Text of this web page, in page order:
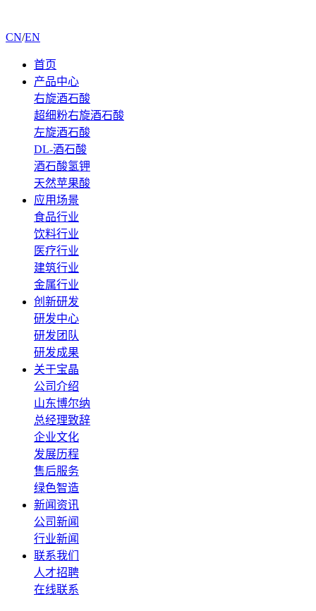
CN/EN
首页
产品中心
右旋酒石酸
超细粉右旋酒石酸
左旋酒石酸
DL-酒石酸
酒石酸氢钾
天然苹果酸
应用场景
食品行业
饮料行业
医疗行业
建筑行业
金属行业
创新研发
研发中心
研发团队
研发成果
关于宝晶
公司介绍
山东博尔纳
总经理致辞
企业文化
发展历程
售后服务
绿色智造
新闻资讯
公司新闻
行业新闻
联系我们
人才招聘
在线联系